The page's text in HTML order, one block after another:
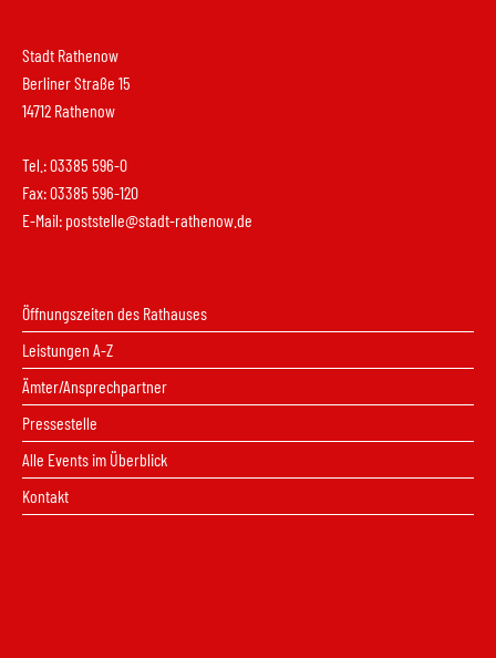
Stadt Rathenow
Berliner Straße 15
14712 Rathenow
Tel.: 03385 596-0
Fax: 03385 596-120
E-Mail: poststelle@stadt-rathenow.de
Öffnungszeiten des Rathauses
Leistungen A-Z
Ämter/Ansprechpartner
Pressestelle
Alle Events im Überblick
Kontakt